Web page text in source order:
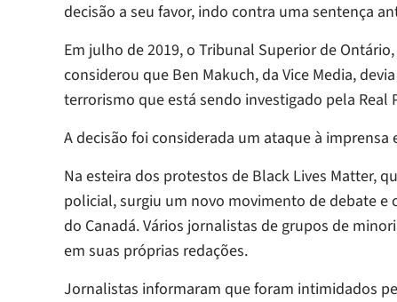
decisão a seu favor, indo contra uma sentença
Em julho de 2019, o Tribunal Superior de
considerou que Ben Makuch, da Vice Media,
terrorismo que está sendo investigado pela Real
A decisão foi considerada um ataque à imprensa
Na esteira dos protestos de Black Lives Matter,
policial, surgiu um novo movimento de debate e
do Canadá. Vários jornalistas de grupos de
em suas próprias redações.
Jornalistas informaram que foram intimidados